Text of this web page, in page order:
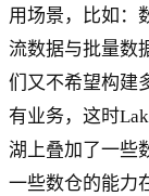
用场景，比如：
流数据与批量数
们又不希望构建
有业务，这时
湖上叠加了一些
一些数仓的能力